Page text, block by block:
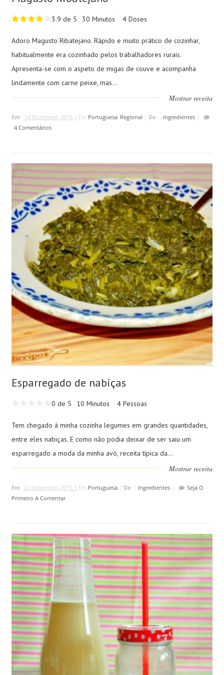
3.9 de 5 30 Minutos 4 Doses
Adoro Magusto Ribatejano. Rápido e muito prático de cozinhar,
habitualmente era cozinhado pelos trabalhadores rurais.
Apresenta-se com o aspeto de migas de couve e acompanha
lindamente com carne peixe, mas...
Mostrar receita
Em 14 Dezembro, 2015 | Em Portuguesa, Regional De Ingredientes|
4 Comentários
Esparregado de nabiças
0 de 5 10 Minutos 4 Pessoas
Tem chegado á minha cozinha legumes em grandes quantidades,
entre eles nabiças. E como não podia deixar de ser saiu um
esparregado a moda da minha avó, receita típica da...
Mostrar receita
Em 22 Novembro, 2015 | Em Portuguesa| De Ingredientes|
Seja O
Primeiro A Comentar